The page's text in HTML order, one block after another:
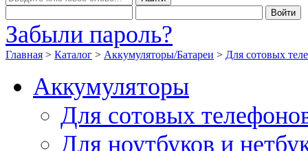
Забыли пароль?
Главная > Каталог > Аккумуляторы/Батареи > Для сотовых
Аккумуляторы
Для сотовых
Для ноутбуков и